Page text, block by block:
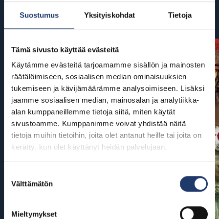
Suostumus Yksityiskohdat Tietoja
Tämä sivusto käyttää evästeitä
Käytämme evästeitä tarjoamamme sisällön ja mainosten
räätälöimiseen, sosiaalisen median ominaisuuksien
tukemiseen ja kävijämäärämme analysoimiseen. Lisäksi
jaamme sosiaalisen median, mainosalan ja analytiikka-
alan kumppaneillemme tietoja siitä, miten käytät
sivustoamme. Kumppanimme voivat yhdistää näitä
tietoja muihin tietoihin, joita olet antanut heille tai joita on
kerätty, kun olet käyttänyt heidän palvelujaan.
valinta
Välttämätön
Mieltymykset
Tulossa